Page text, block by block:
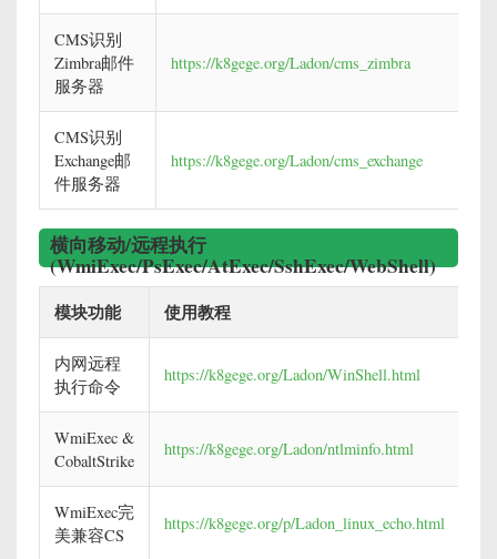
CMS识别
Zimbra邮件
服务器
https://k8gege.org/Ladon/cms_zimbra
CMS识别
Exchange邮
件服务器
https://k8gege.org/Ladon/cms_exchange
横向移动/远程执行
(WmiExec/PsExec/AtExec/SshExec/WebShell)
模块功能 使用教程
内网远程
执行命令
https://k8gege.org/Ladon/WinShell.html
WmiExec &
CobaltStrike
https://k8gege.org/Ladon/ntlminfo.html
WmiExec完
美兼容CS
https://k8gege.org/p/Ladon_linux_echo.html